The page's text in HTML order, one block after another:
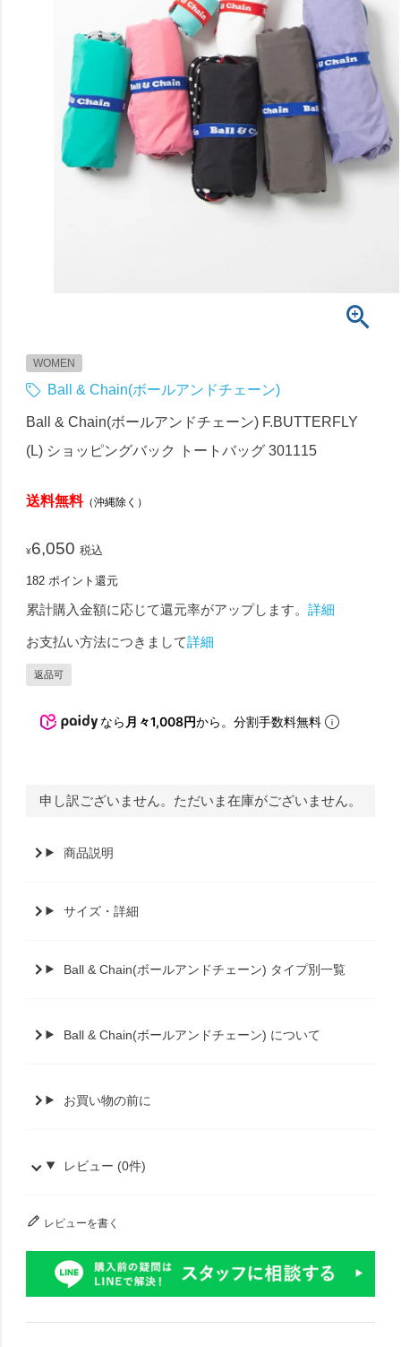
WOMEN
Ball & Chain(ボールアンドチェーン)
Ball & Chain(ボールアンドチェーン) F.BUTTERFLY
(L) ショッピングバック トートバッグ 301115
送料無料（沖縄除く）
¥6,050 税込
182 ポイント還元
累計購入金額に応じて還元率がアップします。詳細
お支払い方法につきまして詳細
返品可
なら 月々1,008円から。分割手数料無料
申し訳ございません。ただいま在庫がございません。
商品説明
サイズ・詳細
Ball & Chain(ボールアンドチェーン) タイプ別一覧
Ball & Chain(ボールアンドチェーン) について
お買い物の前に
レビュー (0件)
レビューを書く